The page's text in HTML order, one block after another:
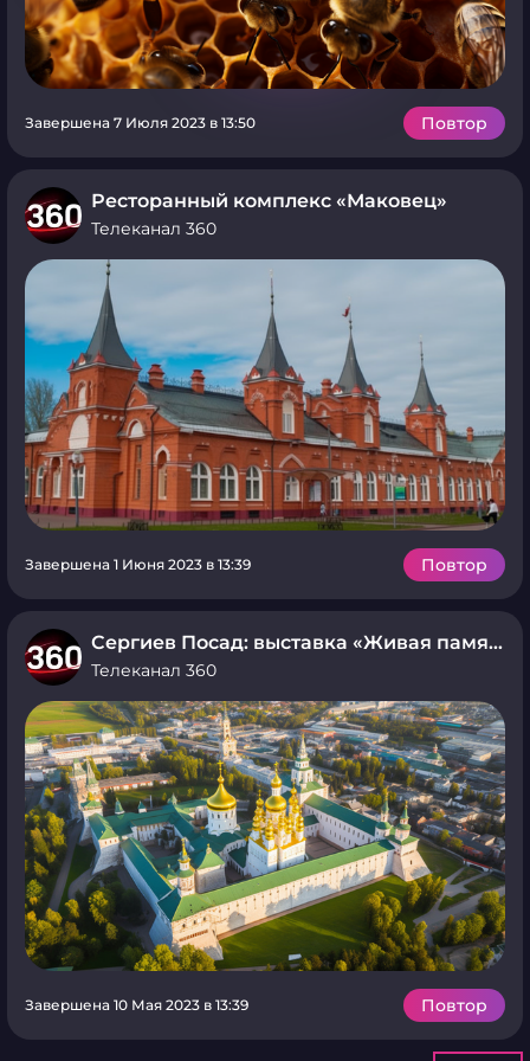
Завершена 7 Июля 2023 в 13:50 Повтор
Ресторанный комплекс «Маковец»
Телеканал 360
Завершена 1 Июня 2023 в 13:39 Повтор
Сергиев Посад: выставка «Живая память»
Телеканал 360
Завершена 10 Мая 2023 в 13:39 Повтор